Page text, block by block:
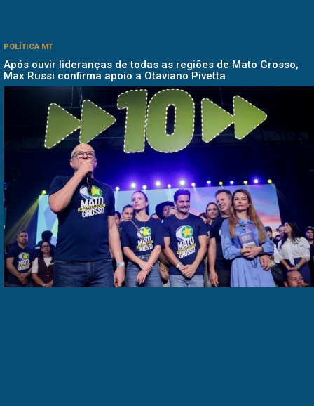
POLÍTICA MT
Após ouvir lideranças de todas as regiões de Mato Grosso,
Max Russi confirma apoio a Otaviano Pivetta